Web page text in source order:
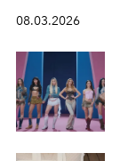
08.03.2026